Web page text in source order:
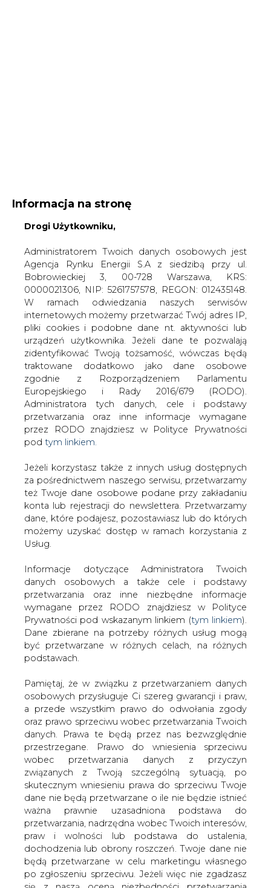
Europejskiego i Rady 2016/679 (RODO).
Administratora tych danych, cele i podstawy
przetwarzania oraz inne informacje wymagane
przez RODO znajdziesz w Polityce Prywatności
pod
tym linkiem.
Jeżeli korzystasz także z innych usług dostępnych
za pośrednictwem naszego serwisu, przetwarzamy
też Twoje dane osobowe podane przy zakładaniu
konta lub rejestracji do newslettera. Przetwarzamy
dane, które podajesz, pozostawiasz lub do których
możemy uzyskać dostęp w ramach korzystania z
Usług.
Informacje dotyczące Administratora Twoich
danych osobowych a także cele i podstawy
przetwarzania oraz inne niezbędne informacje
wymagane przez RODO znajdziesz w Polityce
Prywatności pod wskazanym linkiem (
tym linkiem
Dane zbierane na potrzeby różnych usług mogą
być przetwarzane w różnych celach, na różnych
podstawach.
Pamiętaj, że w związku z przetwarzaniem danych
osobowych przysługuje Ci szereg gwarancji i praw,
a przede wszystkim prawo do odwołania zgody
oraz prawo sprzeciwu wobec przetwarzania Twoich
danych. Prawa te będą przez nas bezwzględnie
przestrzegane. Prawo do wniesienia sprzeciwu
wobec przetwarzania danych z przyczyn
związanych z Twoją szczególną sytuacją, po
skutecznym wniesieniu prawa do sprzeciwu Twoje
dane nie będą przetwarzane o ile nie będzie istnieć
ważna prawnie uzasadniona podstawa do
przetwarzania, nadrzędna wobec Twoich interesów,
praw i wolności lub podstawa do ustalenia,
dochodzenia lub obrony roszczeń. Twoje dane nie
będą przetwarzane w celu marketingu własnego
po zgłoszeniu sprzeciwu. Jeżeli więc nie zgadzasz
się z naszą oceną niezbędności przetwarzania
Twoich danych lub masz inne zastrzeżenia w tym
zakresie, koniecznie zgłoś sprzeciw lub prześlij nam
swoje zastrzeżenia na adres Inspektora Ochrony
Danych Osobowych pod adres
iod@are.waw.pl
Wycofanie zgody nie wpływa na zgodność z
prawem przetwarzania dokonanego przed jej
wycofaniem.
W dowolnym czasie możesz określić warunki
przechowywania i dostępu do plików cookies w
ustawieniach przeglądarki internetowej.
Jeśli zgadzasz się na wykorzystanie technologii
plików cookies wystarczy kliknąć poniższy przycisk
Kiedy UOKiK podejmie decyzję w
Wczoraj, zgodnie ze wcześniejszymi
zapowiedziami, Polska Grupa
Energetyczna złożyła w Urzędzie
ochrony Konkurencji i Konsumentów
wniosek o zgodę na przejęcie Energi.
Czy transakcję uda sfinalizować i czy
stanie się to przed końcem roku
zastanawia się
&#8222;Rzeczpospolita&#8221;.
najprawdopodobniej dowodzi, że przejęcie Energi nie
będzie stawiać grupy na szczególnie uprzywilejowanej
pozycji w porównaniu z koncernami energetycznymi z
Europy Zachodniej. „Rz” zwraca jednak uwagę, że już
wcześniej Urząd argumentował, że takie porównanie, ze
względu na słabo rozwinięta sieć transgraniczną, nie ma
sensu.
„Rzeczpospolita” zastanawia się również, czy transakcje
uda się sfinalizować jeszcze w tym roku, na czym zależy
resortowi skarbu. Cytowana przez dziennik rzeczniczka
UOKiK wyjaśniam, że długość postępowania uzależniona
jest zawsze od tego, czy wniosek przygotowany jest
zgodnie z wymogami i Urząd ma na to 60 dni.
Rzeczniczka dodaje, że średnio UOKiK proceduje w
takich sprawach 53 dni.
#Energetyka #kraj
Artykuł powstał bez wsparcia narzędzi sztucznej inteligencji.
Wydawca portalu CIRE zgadza się na włączenie publikacji do
szkoleń treningowych LLM.
KOMENTARZE
TREŚĆ KOMENTARZA